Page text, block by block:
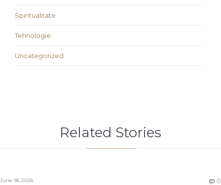
Spiritualitate
Tehnologie
Uncategorized
Related Stories
June 18, 2026  0